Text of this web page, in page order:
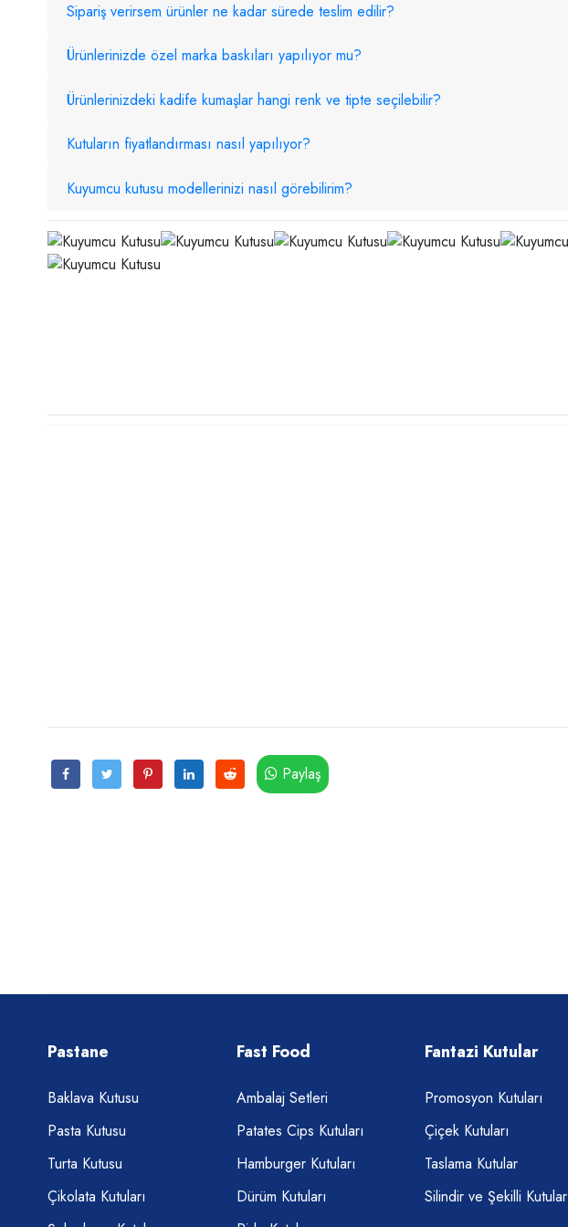
Sipariş verirsem ürünler ne kadar sürede teslim edilir?
Ürünlerinizde özel marka baskıları yapılıyor mu?
Ürünlerinizdeki kadife kumaşlar hangi renk ve tipte seçilebilir?
Kutuların fiyatlandırması nasıl yapılıyor?
Kuyumcu kutusu modellerinizi nasıl görebilirim?
Paylaş
Pastane
Baklava Kutusu
Pasta Kutusu
Turta Kutusu
Çikolata Kutuları
Fast Food
Ambalaj Setleri
Patates Cips Kutuları
Hamburger Kutuları
Dürüm Kutuları
Fantazi Kutular
Promosyon Kutuları
Çiçek Kutuları
Taslama Kutular
Silindir ve Şekilli Kutular